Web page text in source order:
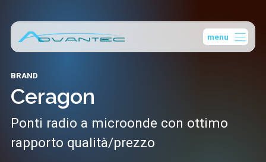
contenuto
menu
BRAND
Ceragon
Ponti radio a microonde con ottimo
rapporto qualità/prezzo